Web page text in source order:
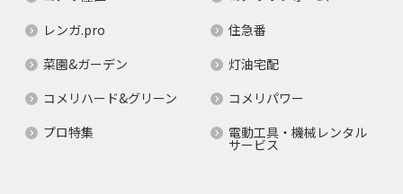
レンガ.pro
住急番
菜園&ガーデン
灯油宅配
コメリハード&グリーン
コメリパワー
プロ特集
電動工具・機械レンタル
サービス